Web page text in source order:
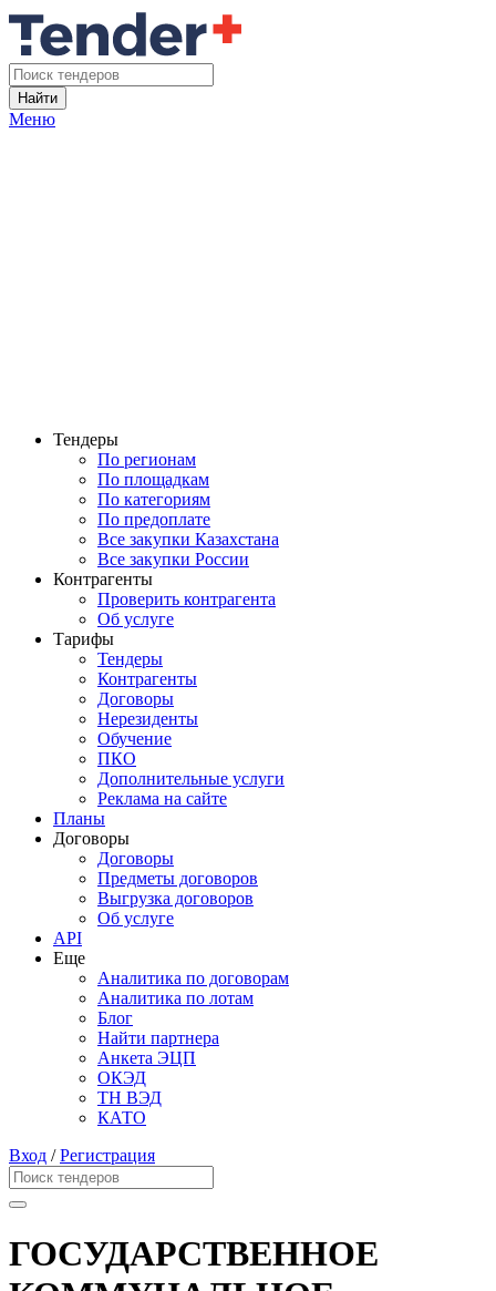
Найти
Меню
Тендеры
По регионам
По площадкам
По категориям
По предоплате
Все закупки Казахстана
Все закупки России
Контрагенты
Проверить контрагента
Об услуге
Тарифы
Тендеры
Контрагенты
Договоры
Нерезиденты
Обучение
ПКО
Дополнительные услуги
Реклама на сайте
Планы
Договоры
Договоры
Предметы договоров
Выгрузка договоров
Об услуге
API
Еще
Аналитика по договорам
Аналитика по лотам
Блог
Найти партнера
Анкета ЭЦП
ОКЭД
ТН ВЭД
КАТО
Вход /Регистрация
ГОСУДАРСТВЕННОЕ